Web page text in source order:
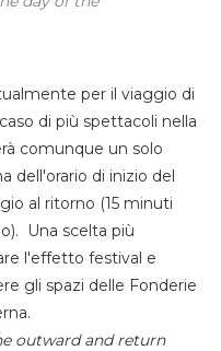
per il viaggio di
di più spettacoli nella
comunque un solo
dell'orario di inizio del
al ritorno (15 minuti
Una scelta più
l'effetto festival e
gli spazi delle Fonderie
outward and return